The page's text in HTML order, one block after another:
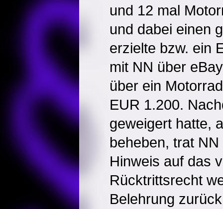
und 12 mal
und dabei einen
erzielte bzw. ein
mit NN über
über ein
EUR 1.200.
geweigert hatte,
beheben, trat
Hinweis auf das
Rücktrittsrecht
Belehrung